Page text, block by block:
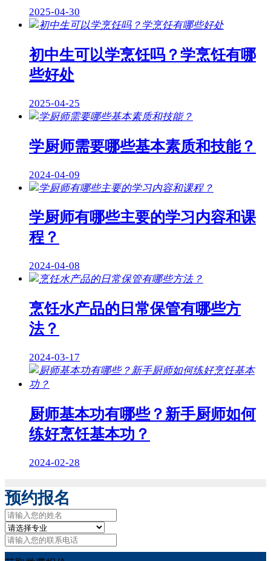
2025-04-30
初中生可以学烹饪吗？学烹饪有哪
些好处
2025-04-25
学厨师需要哪些基本素质和技能？
2024-04-09
学厨师有哪些主要的学习内容和课
程？
2024-04-08
烹饪水产品的日常保管有哪些方
法？
2024-03-17
厨师基本功有哪些？新手厨师如何
练好烹饪基本功？
2024-02-28
预约报名